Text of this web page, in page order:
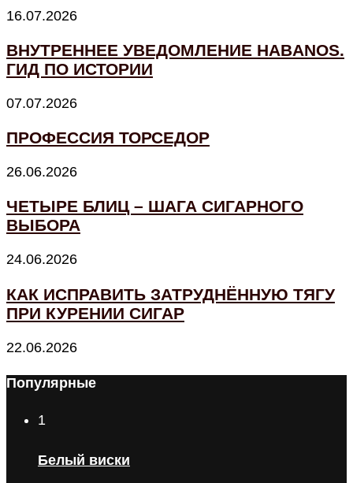
16.07.2026
ВНУТРЕННЕЕ УВЕДОМЛЕНИЕ HABANOS.
ГИД ПО ИСТОРИИ
07.07.2026
ПРОФЕССИЯ ТОРСЕДОР
26.06.2026
ЧЕТЫРЕ БЛИЦ – ШАГА СИГАРНОГО
ВЫБОРА
24.06.2026
КАК ИСПРАВИТЬ ЗАТРУДНЁННУЮ ТЯГУ
ПРИ КУРЕНИИ СИГАР
22.06.2026
Популярные
1
Белый виски